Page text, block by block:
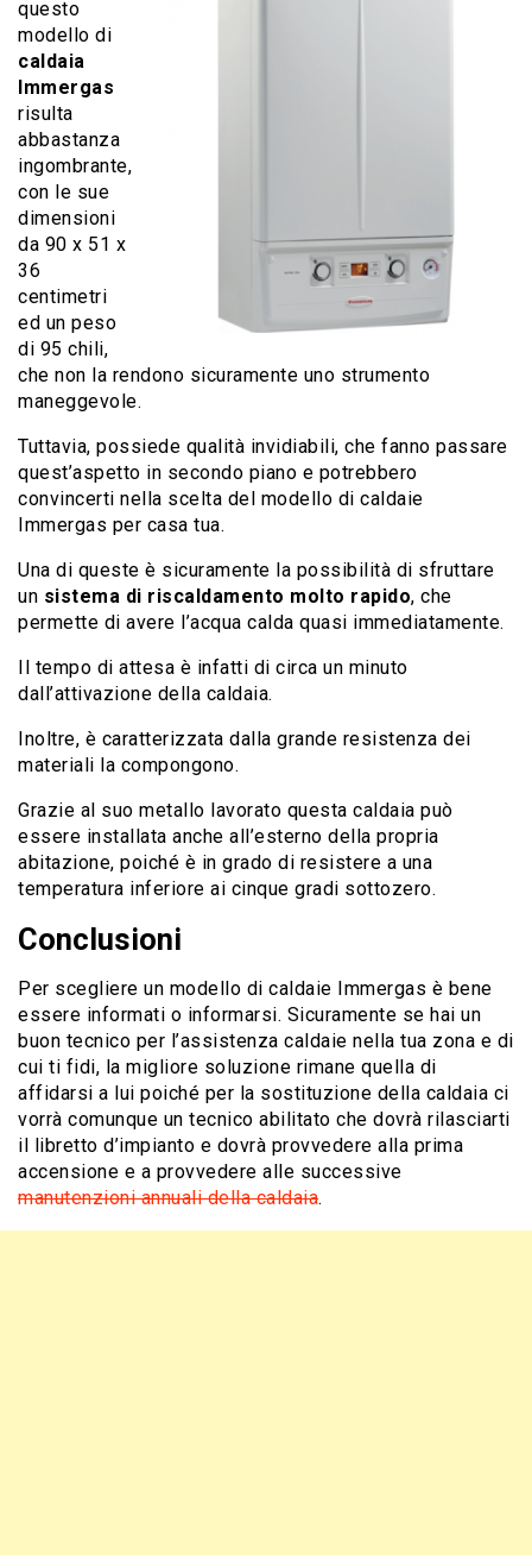
questo
modello di
caldaia
Immergas
risulta
abbastanza
ingombrante,
con le sue
dimensioni
da 90 x 51 x
36
centimetri
ed un peso
di 95 chili,
che non la rendono sicuramente uno strumento
maneggevole.
Tuttavia, possiede qualità invidiabili, che fanno passare
quest’aspetto in secondo piano e potrebbero
convincerti nella scelta del modello di caldaie
Immergas per casa tua.
Una di queste è sicuramente la possibilità di sfruttare
un sistema di riscaldamento molto rapido, che
permette di avere l’acqua calda quasi immediatamente.
Il tempo di attesa è infatti di circa un minuto
dall’attivazione della caldaia.
Inoltre, è caratterizzata dalla grande resistenza dei
materiali la compongono.
Grazie al suo metallo lavorato questa caldaia può
essere installata anche all’esterno della propria
abitazione, poiché è in grado di resistere a una
temperatura inferiore ai cinque gradi sottozero.
Conclusioni
Per scegliere un modello di caldaie Immergas è bene
essere informati o informarsi. Sicuramente se hai un
buon tecnico per l’assistenza caldaie nella tua zona e di
cui ti fidi, la migliore soluzione rimane quella di
affidarsi a lui poiché per la sostituzione della caldaia ci
vorrà comunque un tecnico abilitato che dovrà rilasciarti
il libretto d’impianto e dovrà provvedere alla prima
accensione e a provvedere alle successive
manutenzioni annuali della caldaia.